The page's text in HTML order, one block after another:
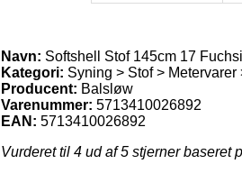
Navn: Softshell Stof 145cm 17
Kategori: Syning > Stof > Metervarer
Producent: Balsløw
Varenummer: 5713410026892
EAN: 5713410026892
Vurderet til 4 ud af 5 stjerner baseret